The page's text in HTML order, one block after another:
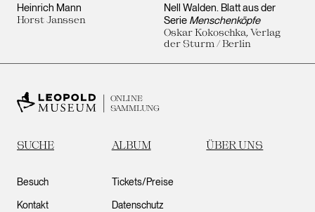
Heinrich Mann
Horst Janssen
Nell Walden. Blatt aus der
Serie Menschenköpfe
Oskar Kokoschka, Verlag
der Sturm / Berlin
ONLINE
SAMMLUNG
SUCHE ALBUM ÜBER UNS
Besuch
Kontakt
Tickets/Preise
Datenschutz